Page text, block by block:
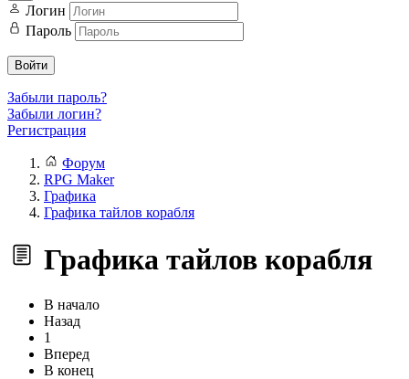
Логин
Пароль
Войти
Забыли пароль?
Забыли логин?
Регистрация
Форум
RPG Maker
Графика
Графика тайлов корабля
Графика тайлов корабля
В начало
Назад
1
Вперед
В конец